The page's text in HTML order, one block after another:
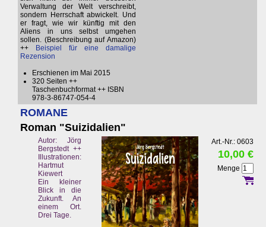
Verwaltung der Welt verschreibt,
sondern Herrschaft abwickelt. Und
er fragt, wie wir künftig mit den
Aliens in uns selbst umgehen
sollen. (Beschreibung auf Amazon)
++
Beispiel für eine damalige
Rezension
Erschienen im Mai 2015
320 Seiten ++
Taschenbuchformat ++ ISBN
978-3-86747-054-4
ROMANE
Roman "Suizidalien"
Autor: Jörg
Bergstedt ++
Illustrationen:
Hartmut
Kiewert
Ein kleiner
Blick in die
Zukunft. An
einem Ort.
Drei Tage.
Art.-Nr.: 0603
10,00 €
Menge